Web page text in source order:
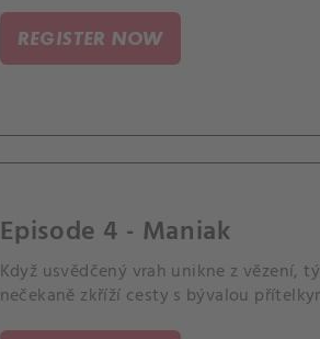
REGISTER NOW
Episode 4 - Maniak
Když usvědčený vrah unikne z vězení,
nečekaně zkříží cesty s bývalou